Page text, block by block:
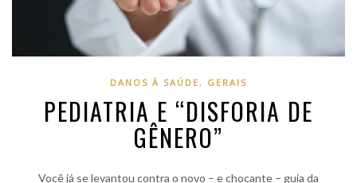
DANOS À SAÚDE, GERAIS
PEDIATRIA E “DISFORIA DE
GÊNERO”
Você já se levantou contra o novo – e chocante – guia da